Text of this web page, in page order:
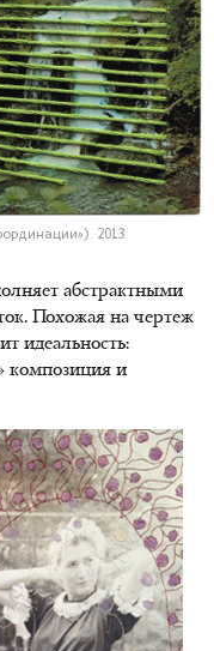
2013
абстрактными
Похожая на чертеж
идеальность:
композиция и